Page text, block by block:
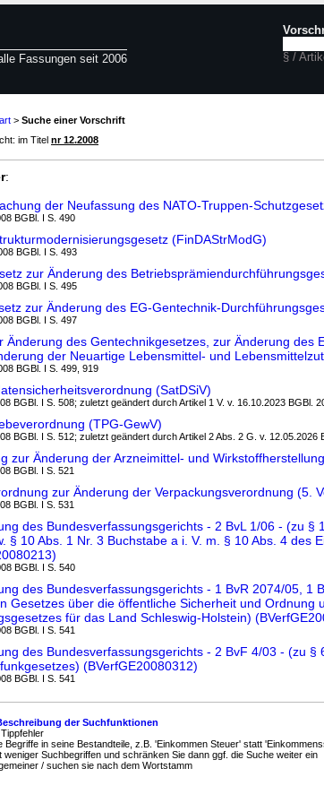
Fassungen seit 2006 § /
> Suche einer Vorschrift
im Titel nr 12.2008
:
der Neufassung des NATO-Truppen-
BGBl. I S. 490
(FinDAStrModG)
BGBl. I S. 493
zur Änderung des
BGBl. I S. 495
zur Änderung des EG-Gentechnik-
BGBl. I S. 497
Änderung des Gentechnikgesetzes, zur Änderung des
der Neuartige Lebensmittel- und
BGBl. I S. 499, 919
(SatDSiV)
BGBl. I S. 508; zuletzt geändert durch Artikel 1 V. v. 16.10.2023 BGBl.
(TPG-GewV)
BGBl. I S. 512; zuletzt geändert durch Artikel 2 Abs. 2 G. v. 12.05.2026
zur Änderung der Arzneimittel- und
BGBl. I S. 521
zur Änderung der Verpackungsverordnung (5.
BGBl. I S. 531
des Bundesverfassungsgerichts - 2 BvL 1/06 - (zu §
§ 10 Abs. 1 Nr. 3 Buchstabe a i. V. m. § 10 Abs. 4 des
BGBl. I S. 540
des Bundesverfassungsgerichts - 1 BvR 2074/05, 1
Gesetzes über die öffentliche Sicherheit und Ordnung
für das Land Schleswig-Holstein)
BGBl. I S. 541
des Bundesverfassungsgerichts - 2 BvF 4/03 - (zu §
(BVerfGE20080312)
BGBl. I S. 541
der Suchfunktionen
Begriffe in seine Bestandteile, z.B. 'Einkommen Steuer' statt
weniger Suchbegriffen und schränken Sie dann ggf. die Suche weiter ein
/ suchen sie nach dem Wortstamm